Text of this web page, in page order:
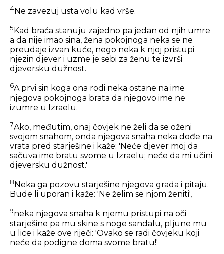
4Ne zavezuj usta volu kad vrše.
5 Kad braća stanuju zajedno pa jedan od njih umre
a da nije imao sina, žena pokojnoga neka se ne
preudaje izvan kuće, nego neka k njoj pristupi
njezin djever i uzme je sebi za ženu te izvrši
djeversku dužnost.
6A prvi sin koga ona rodi neka ostane na ime
njegova pokojnoga brata da njegovo ime ne
izumre u Izraelu.
7Ako, međutim, onaj čovjek ne želi da se oženi
svojom snahom, onda njegova snaha neka dođe na
vrata pred starješine i kaže: 'Neće djever moj da
sačuva ime bratu svome u Izraelu; neće da mi učini
djeversku dužnost.'
8 Neka ga pozovu starješine njegova grada i pitaju.
Bude li uporan i kaže: 'Ne želim se njom ženiti',
9neka njegova snaha k njemu pristupi na oči
starješine pa mu skine s noge sandalu, pljune mu
u lice i kaže ove riječi: 'Ovako se radi čovjeku koji
neće da podigne doma svome bratu!'